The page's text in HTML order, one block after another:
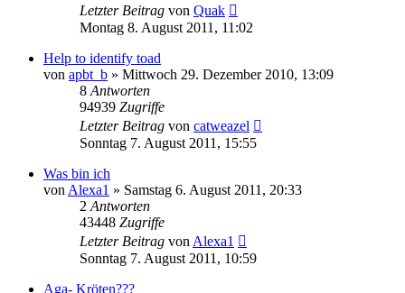
Letzter Beitrag von Quak
Montag 8. August 2011, 11:02
Help to identify toad
von apbt_b » Mittwoch 29. Dezember 2010, 13:09
8 Antworten
94939 Zugriffe
Letzter Beitrag von catweazel
Sonntag 7. August 2011, 15:55
Was bin ich
von Alexa1 » Samstag 6. August 2011, 20:33
2 Antworten
43448 Zugriffe
Letzter Beitrag von Alexa1
Sonntag 7. August 2011, 10:59
Aga- Kröten???